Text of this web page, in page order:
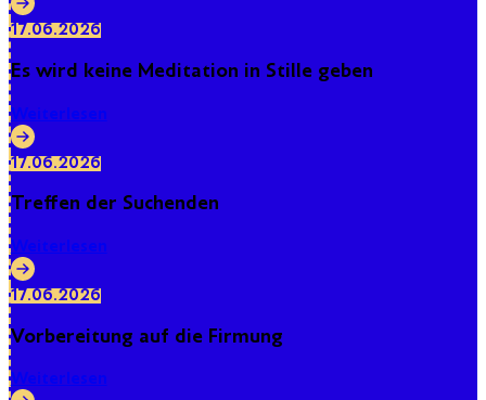
17.06.2026
Es wird keine Meditation in Stille geben
Weiterlesen
17.06.2026
Treffen der Suchenden
Weiterlesen
17.06.2026
Vorbereitung auf die Firmung
Weiterlesen